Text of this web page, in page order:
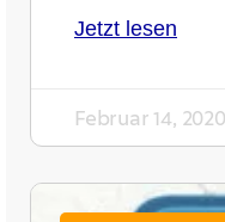
Jetzt lesen
Februar 14, 2020